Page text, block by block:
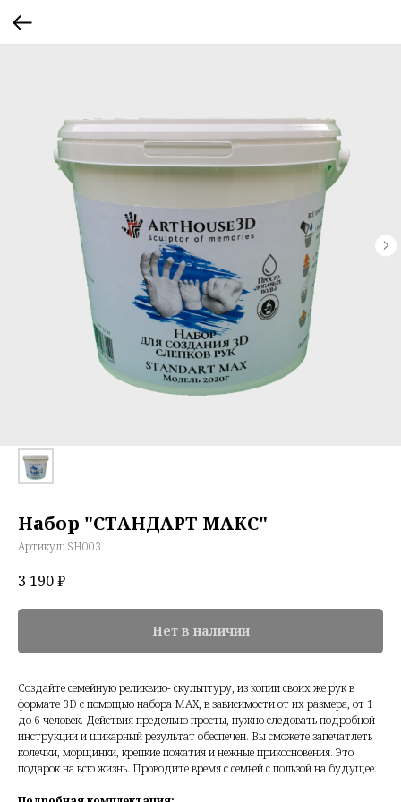
Набор "СТАНДАРТ МАКС"
Артикул: SH003
3 190₽
Нет в наличии
Создайте семейную реликвию- скульптуру, из копии своих же рук в
формате 3D с помощью набора MAX, в зависимости от их размера, от 1
до 6 человек. Действия предельно просты, нужно следовать подробной
инструкции и шикарный результат обеспечен. Вы сможете запечатлеть
колечки, морщинки, крепкие пожатия и нежные прикосновения. Это
подарок на всю жизнь. Проводите время с семьей с пользой на будущее.